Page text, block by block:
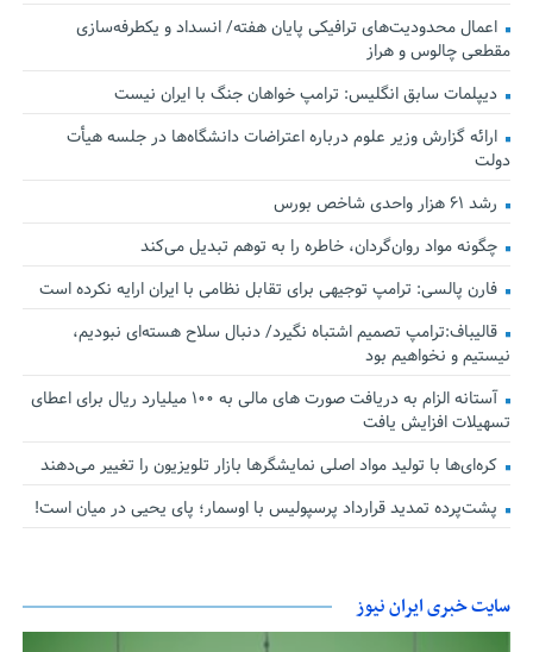
اعمال محدودیت‌های ترافیکی پایان هفته/ انسداد و یکطرفه‌سازی
مقطعی چالوس و هراز
دیپلمات سابق انگلیس:‌ ترامپ خواهان جنگ با ایران نیست
ارائه گزارش وزیر علوم درباره اعتراضات دانشگاه‌ها در جلسه هیأت
دولت
رشد ۶۱ هزار واحدی شاخص بورس
چگونه مواد روان‌گردان، خاطره را به توهم تبدیل می‌کند
فارن پالسی: ترامپ توجیهی برای تقابل نظامی با ایران ارایه نکرده است
قالیباف:ترامپ تصمیم اشتباه نگیرد/ دنبال سلاح هسته‌ای نبودیم،
نیستیم و نخواهیم بود
آستانه الزام به دریافت صورت های مالی به ۱۰۰ میلیارد ریال برای اعطای
تسهیلات افزایش یافت
کره‌ای‌ها با تولید مواد اصلی نمایشگرها بازار تلویزیون را تغییر می‌دهند
پشت‌پرده تمدید قرارداد پرسپولیس با اوسمار؛ پای یحیی در میان است!
سایت خبری ایران نیوز